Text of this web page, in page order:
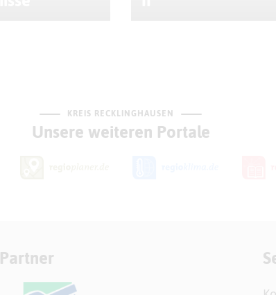
KREIS RECKLINGHAUSEN
Unsere weiteren Portale
Partner